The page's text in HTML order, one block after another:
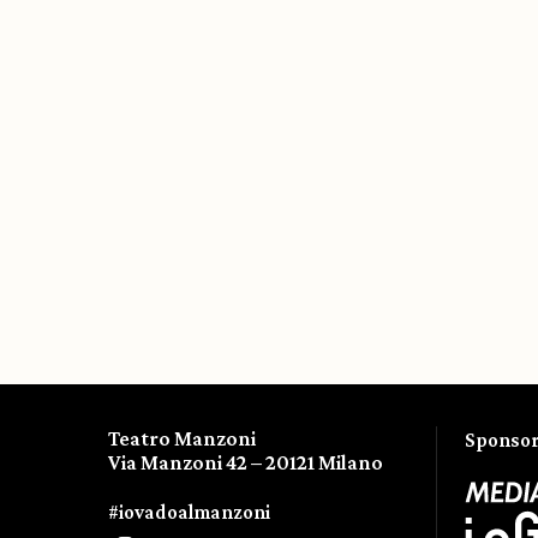
Teatro Manzoni
Via Manzoni 42 – 20121 Milano
#iovadoalmanzoni